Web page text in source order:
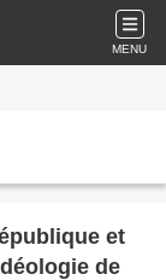
MENU
et
de